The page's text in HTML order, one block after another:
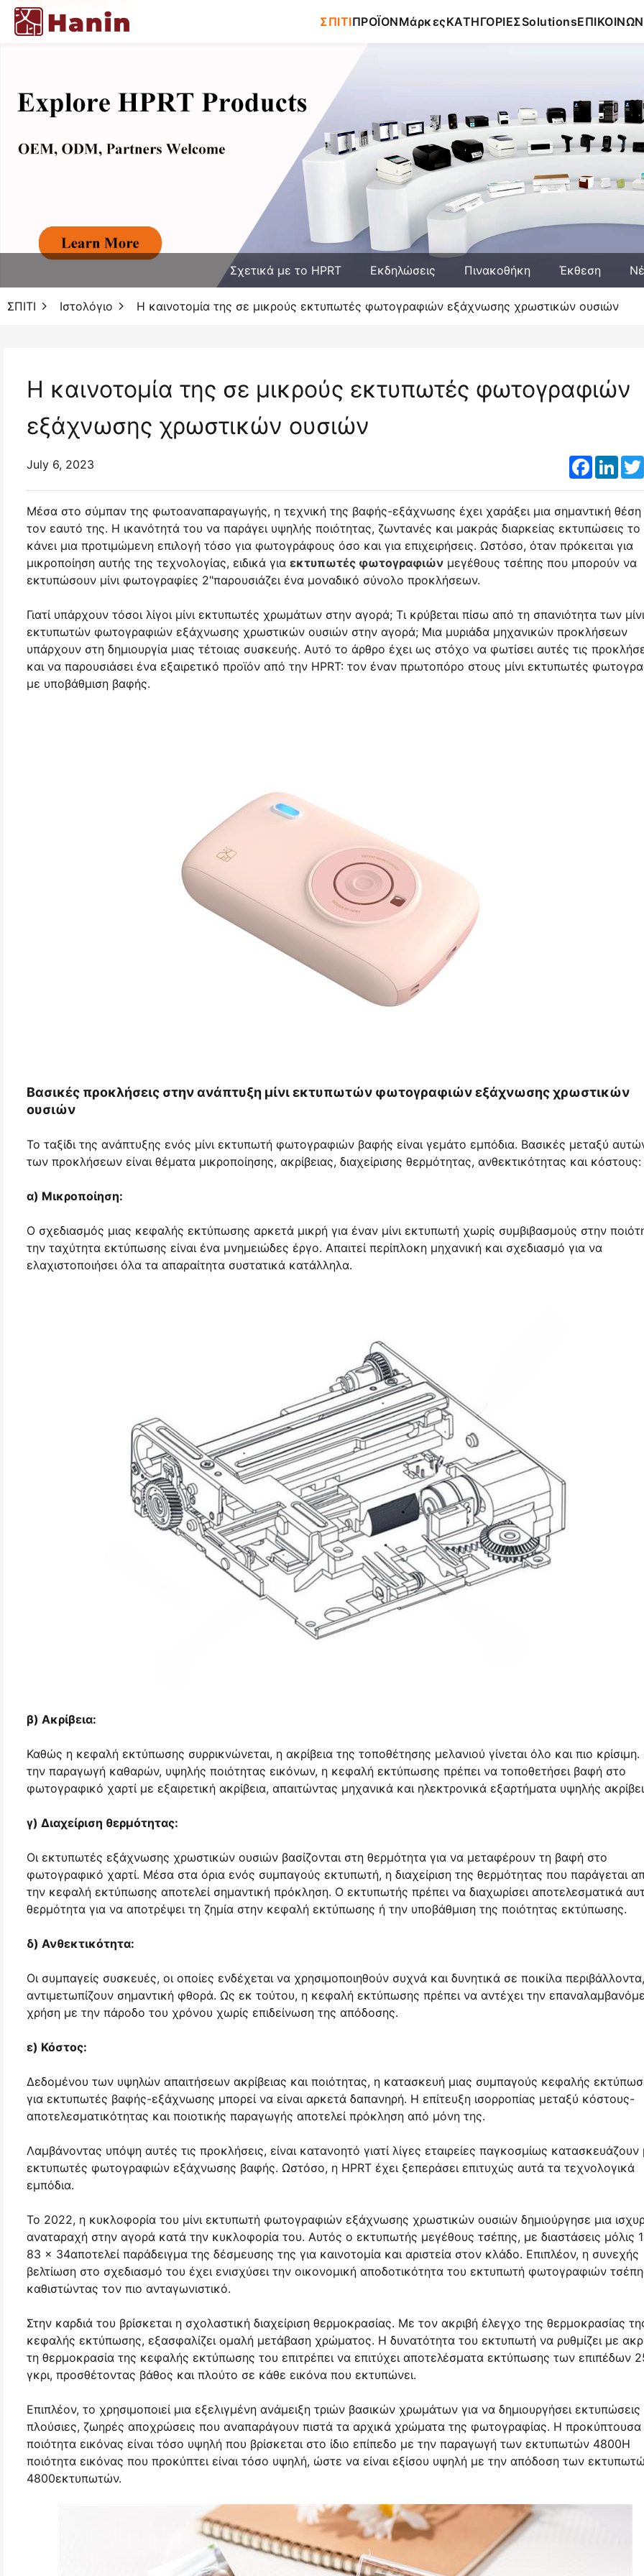
ΣΠΙΤΙΠΡΟΪΟΝΜάρκεςΚΑΤΗΓΟΡΙΕΣSolutions
Σχετικά με το HPRT Εκδηλώσεις Πινακοθήκη Έκθεση
ΣΠΙΤΙ Ιστολόγιο Η καινοτομία της σε μικρούς εκτυπωτές φωτογραφιών εξάχνωσης χρωστικών ουσιών
Η καινοτομία της σε μικρούς εκτυπωτές φωτογραφιών
εξάχνωσης χρωστικών ουσιών
July 6, 2023 Facebook
Μέσα στο σύμπαν της φωτοαναπαραγωγής, η τεχνική της βαφής-εξάχνωσης έχει χαράξει μια σημαντική θέση
τον εαυτό της. Η ικανότητά του να παράγει υψηλής ποιότητας, ζωντανές και μακράς διαρκείας εκτυπώσεις το
κάνει μια προτιμώμενη επιλογή τόσο για φωτογράφους όσο και για επιχειρήσεις. Ωστόσο, όταν πρόκειται για
μικροποίηση αυτής της τεχνολογίας, ειδικά για εκτυπωτές φωτογραφιών μεγέθους τσέπης που μπορούν να
εκτυπώσουν μίνι φωτογραφίες 2"παρουσιάζει ένα μοναδικό σύνολο προκλήσεων.
Γιατί υπάρχουν τόσοι λίγοι μίνι εκτυπωτές χρωμάτων στην αγορά; Τι κρύβεται πίσω από τη σπανιότητα των μίνι
εκτυπωτών φωτογραφιών εξάχνωσης χρωστικών ουσιών στην αγορά; Μια μυριάδα μηχανικών προκλήσεων
υπάρχουν στη δημιουργία μιας τέτοιας συσκευής. Αυτό το άρθρο έχει ως στόχο να φωτίσει αυτές τις
και να παρουσιάσει ένα εξαιρετικό προϊόν από την HPRT: τον έναν πρωτοπόρο στους μίνι εκτυπωτές
με υποβάθμιση βαφής.
Βασικές προκλήσεις στην ανάπτυξη μίνι εκτυπωτών φωτογραφιών εξάχνωσης χρωστικών
ουσιών
Το ταξίδι της ανάπτυξης ενός μίνι εκτυπωτή φωτογραφιών βαφής είναι γεμάτο εμπόδια. Βασικές μεταξύ
των προκλήσεων είναι θέματα μικροποίησης, ακρίβειας, διαχείρισης θερμότητας, ανθεκτικότητας και κόστους:
α) Μικροποίηση:
Ο σχεδιασμός μιας κεφαλής εκτύπωσης αρκετά μικρή για έναν μίνι εκτυπωτή χωρίς συμβιβασμούς στην
την ταχύτητα εκτύπωσης είναι ένα μνημειώδες έργο. Απαιτεί περίπλοκη μηχανική και σχεδιασμό για να
ελαχιστοποιήσει όλα τα απαραίτητα συστατικά κατάλληλα.
β) Ακρίβεια:
Καθώς η κεφαλή εκτύπωσης συρρικνώνεται, η ακρίβεια της τοποθέτησης μελανιού γίνεται όλο και πιο κρίσιμη.
την παραγωγή καθαρών, υψηλής ποιότητας εικόνων, η κεφαλή εκτύπωσης πρέπει να τοποθετήσει βαφή στο
φωτογραφικό χαρτί με εξαιρετική ακρίβεια, απαιτώντας μηχανικά και ηλεκτρονικά εξαρτήματα υψηλής
γ) Διαχείριση θερμότητας:
Οι εκτυπωτές εξάχνωσης χρωστικών ουσιών βασίζονται στη θερμότητα για να μεταφέρουν τη βαφή στο
φωτογραφικό χαρτί. Μέσα στα όρια ενός συμπαγούς εκτυπωτή, η διαχείριση της θερμότητας που παράγεται
την κεφαλή εκτύπωσης αποτελεί σημαντική πρόκληση. Ο εκτυπωτής πρέπει να διαχωρίσει αποτελεσματικά
θερμότητα για να αποτρέψει τη ζημία στην κεφαλή εκτύπωσης ή την υποβάθμιση της ποιότητας εκτύπωσης.
δ) Ανθεκτικότητα:
Οι συμπαγείς συσκευές, οι οποίες ενδέχεται να χρησιμοποιηθούν συχνά και δυνητικά σε ποικίλα περιβάλλοντα,
αντιμετωπίζουν σημαντική φθορά. Ως εκ τούτου, η κεφαλή εκτύπωσης πρέπει να αντέχει την
χρήση με την πάροδο του χρόνου χωρίς επιδείνωση της απόδοσης.
ε) Κόστος:
Δεδομένου των υψηλών απαιτήσεων ακρίβειας και ποιότητας, η κατασκευή μιας συμπαγούς κεφαλής
για εκτυπωτές βαφής-εξάχνωσης μπορεί να είναι αρκετά δαπανηρή. Η επίτευξη ισορροπίας μεταξύ κόστους-
αποτελεσματικότητας και ποιοτικής παραγωγής αποτελεί πρόκληση από μόνη της.
Λαμβάνοντας υπόψη αυτές τις προκλήσεις, είναι κατανοητό γιατί λίγες εταιρείες παγκοσμίως κατασκευάζουν
εκτυπωτές φωτογραφιών εξάχνωσης βαφής. Ωστόσο, η HPRT έχει ξεπεράσει επιτυχώς αυτά τα τεχνολογικά
εμπόδια.
Το 2022, η κυκλοφορία του μίνι εκτυπωτή φωτογραφιών εξάχνωσης χρωστικών ουσιών δημιούργησε μια
αναταραχή στην αγορά κατά την κυκλοφορία του. Αυτός ο εκτυπωτής μεγέθους τσέπης, με διαστάσεις μόλις
83 x 34αποτελεί παράδειγμα της δέσμευσης της για καινοτομία και αριστεία στον κλάδο. Επιπλέον, η συνεχής
βελτίωση στο σχεδιασμό του έχει ενισχύσει την οικονομική αποδοτικότητα του εκτυπωτή φωτογραφιών
καθιστώντας τον πιο ανταγωνιστικό.
Στην καρδιά του βρίσκεται η σχολαστική διαχείριση θερμοκρασίας. Με τον ακριβή έλεγχο της θερμοκρασίας
κεφαλής εκτύπωσης, εξασφαλίζει ομαλή μετάβαση χρώματος. Η δυνατότητα του εκτυπωτή να ρυθμίζει με
τη θερμοκρασία της κεφαλής εκτύπωσης του επιτρέπει να επιτύχει αποτελέσματα εκτύπωσης των επιπέδων
γκρι, προσθέτοντας βάθος και πλούτο σε κάθε εικόνα που εκτυπώνει.
Επιπλέον, το χρησιμοποιεί μια εξελιγμένη ανάμειξη τριών βασικών χρωμάτων για να δημιουργήσει εκτυπώσεις
πλούσιες, ζωηρές αποχρώσεις που αναπαράγουν πιστά τα αρχικά χρώματα της φωτογραφίας. Η προκύπτουσα
ποιότητα εικόνας είναι τόσο υψηλή που βρίσκεται στο ίδιο επίπεδο με την παραγωγή των εκτυπωτών 4800Η
ποιότητα εικόνας που προκύπτει είναι τόσο υψηλή, ώστε να είναι εξίσου υψηλή με την απόδοση των
4800εκτυπωτών.